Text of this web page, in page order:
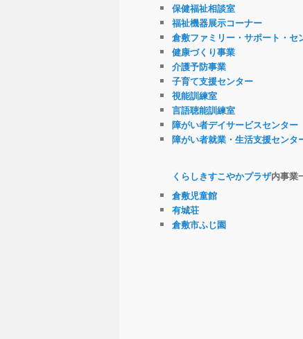
保健福祉相談室
福祉機器展示コーナー
倉敷ファミリー・サポート・セ
健康づくり事業
介護予防事業
子育て支援センター
視能訓練室
言語聴能訓練室
障がい者デイサービスセンター
障がい者就業・生活支援センタ
くらしきすこやかプラザ内事業
倉敷児童館
有城荘
倉敷市ふじ園